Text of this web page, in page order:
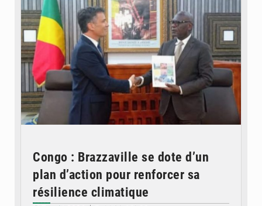
Congo : Brazzaville se dote d’un
plan d’action pour renforcer sa
résilience climatique